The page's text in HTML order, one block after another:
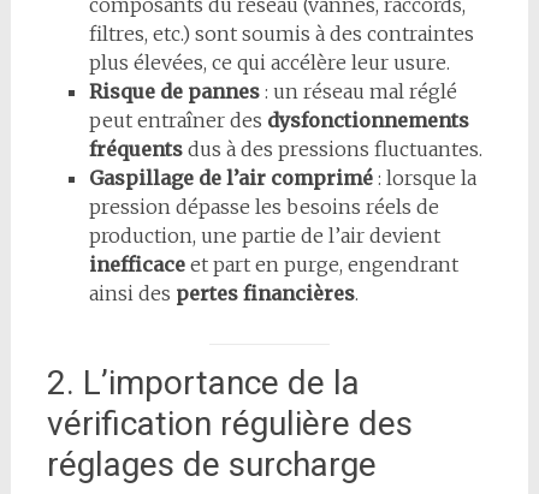
composants du réseau (vannes, raccords,
filtres, etc.) sont soumis à des contraintes
plus élevées, ce qui accélère leur usure.
Risque de pannes: un réseau mal réglé
peut entraîner des dysfonctionnements
fréquentsdus à des pressions fluctuantes.
Gaspillage de l’air comprimé: lorsque la
pression dépasse les besoins réels de
production, une partie de l’air devient
inefficaceet part en purge, engendrant
ainsi des pertes financières.
2. L’importance de la
vérification régulière des
réglages de surcharge